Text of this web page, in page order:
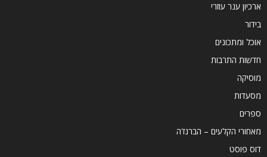
ארכיון ענר עוזרי
בידור
אוכל ומתכונים
חדשות התרבות
מוסיקה
מסעדות
ספרים
מאחורי הקלעים – הברנז'ה
דוס פוסט